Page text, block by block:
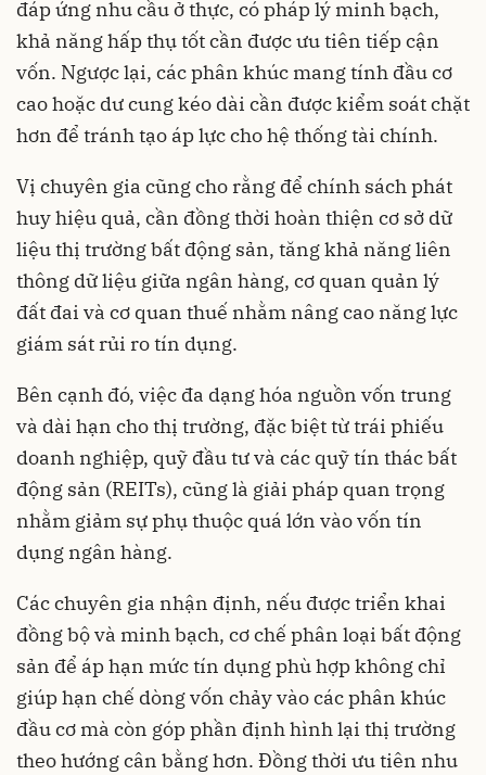
đáp ứng nhu cầu ở thực, có pháp lý minh bạch,
khả năng hấp thụ tốt cần được ưu tiên tiếp cận
vốn. Ngược lại, các phân khúc mang tính đầu cơ
cao hoặc dư cung kéo dài cần được kiểm soát chặt
hơn để tránh tạo áp lực cho hệ thống tài chính.
Vị chuyên gia cũng cho rằng để chính sách phát
huy hiệu quả, cần đồng thời hoàn thiện cơ sở dữ
liệu thị trường bất động sản, tăng khả năng liên
thông dữ liệu giữa ngân hàng, cơ quan quản lý
đất đai và cơ quan thuế nhằm nâng cao năng lực
giám sát rủi ro tín dụng.
Bên cạnh đó, việc đa dạng hóa nguồn vốn trung
và dài hạn cho thị trường, đặc biệt từ trái phiếu
doanh nghiệp, quỹ đầu tư và các quỹ tín thác bất
động sản (REITs), cũng là giải pháp quan trọng
nhằm giảm sự phụ thuộc quá lớn vào vốn tín
dụng ngân hàng.
Các chuyên gia nhận định, nếu được triển khai
đồng bộ và minh bạch, cơ chế phân loại bất động
sản để áp hạn mức tín dụng phù hợp không chỉ
giúp hạn chế dòng vốn chảy vào các phân khúc
đầu cơ mà còn góp phần định hình lại thị trường
theo hướng cân bằng hơn. Đồng thời ưu tiên nhu